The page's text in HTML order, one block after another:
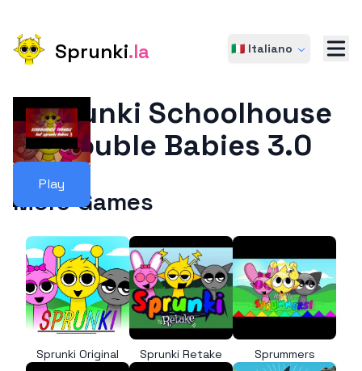
Sprunki.la 🇮🇹 Italiano
Play
Sprunki Schoolhouse
Trouble Babies 3.0
More Games
Sprunki Original Sprunki Retake Sprummers